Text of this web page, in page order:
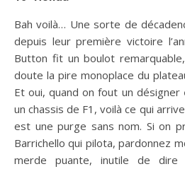
Bah voilà… Une sorte de
depuis leur première victoire
Button fit un boulot
doute la pire monoplace du
Et oui, quand on fout un désigner
un chassis de F1, voilà ce qui
est une purge sans nom. Si on
Barrichello qui pilota, pardonnez
merde puante, inutile de dire